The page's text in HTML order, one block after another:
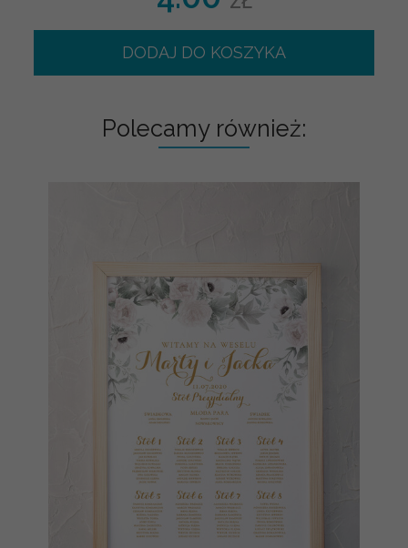
DODAJ DO KOSZYKA
Polecamy również: